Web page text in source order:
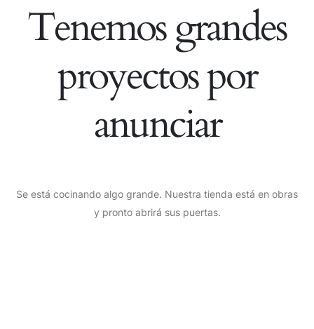
Tenemos grandes
proyectos por
anunciar
Se está cocinando algo grande. Nuestra tienda está en obras
y pronto abrirá sus puertas.